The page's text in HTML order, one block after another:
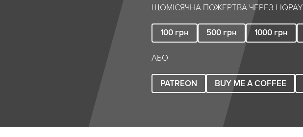
ЩОМІСЯЧНА ПОЖЕРТВА ЧЕРЕЗ LIQPAY
100 грн 500 грн 1000 грн
АБО
PATREON BUY ME A COFFEE